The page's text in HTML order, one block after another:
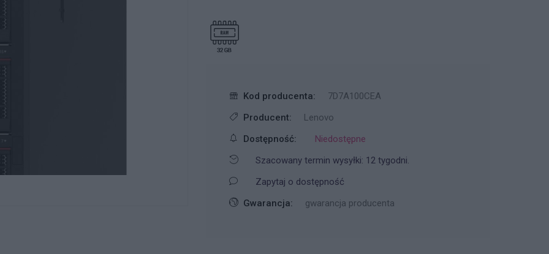
Kod producenta:
7D7A100CEA
Producent:
Lenovo
Dostępność:
Niedostępne
Szacowany termin wysyłki: 12 tygodni.
Zapytaj o dostępność
Gwarancja:
gwarancja producenta